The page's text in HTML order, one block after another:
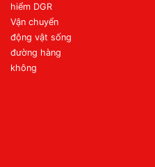
hiểm DGR
Vận chuyển
động vật sống
đường hàng
không